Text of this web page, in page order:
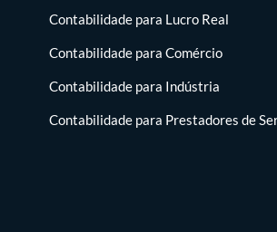
Contabilidade para Lucro Real
Contabilidade para Comércio
Contabilidade para Indústria
Contabilidade para Prestadores de